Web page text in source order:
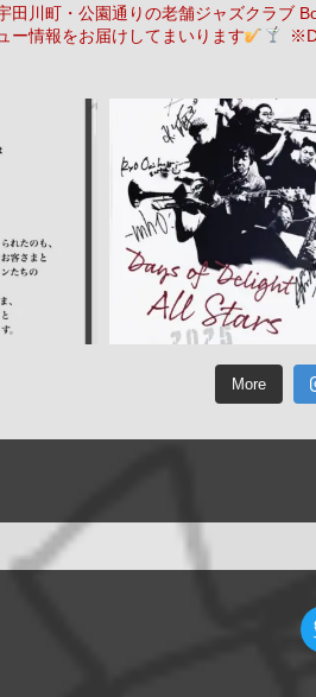
田川町・公園通りの老舗ジャズクラブ
ー情報をお届けしてまいります
More